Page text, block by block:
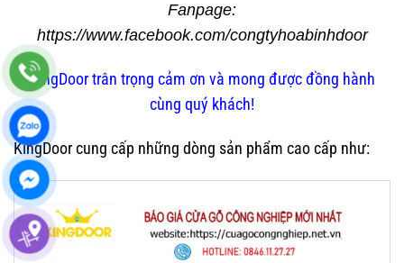
Fanpage:
https://www.facebook.com/congtyhoabinhdoor
KingDoor trân trọng cảm ơn và mong được đồng hành
cùng quý khách!
KingDoor cung cấp những dòng sản phẩm cao cấp như: